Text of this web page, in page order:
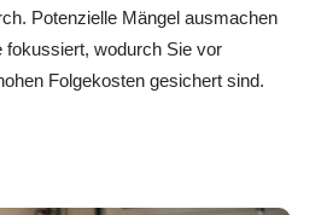
Potenzielle Mängel ausmachen
fokussiert, wodurch Sie vor
Folgekosten gesichert sind.